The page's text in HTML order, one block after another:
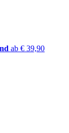
ab € 39,90